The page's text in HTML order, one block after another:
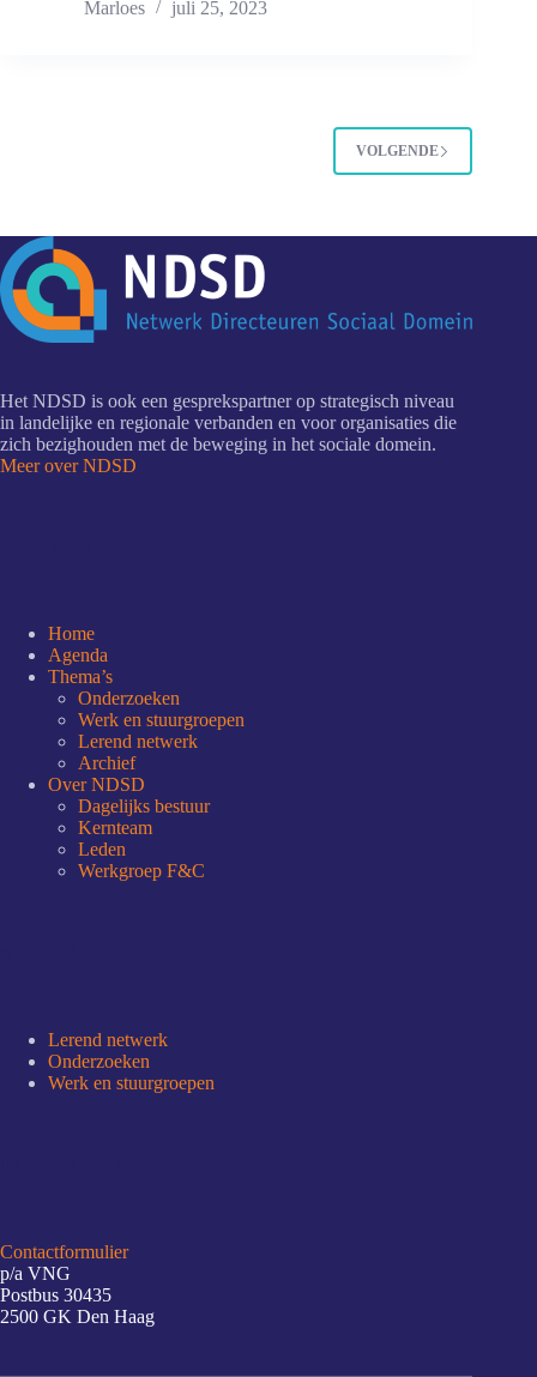
Marloes
juli 25, 2023
VOLGENDE
Het NDSD is ook een gesprekspartner op strategisch niveau
in landelijke en regionale verbanden en voor organisaties die
zich bezighouden met de beweging in het sociale domein.
Meer over NDSD
Home
Agenda
Thema’s
Onderzoeken
Werk en stuurgroepen
Lerend netwerk
Archief
Over NDSD
Dagelijks bestuur
Kernteam
Leden
Werkgroep F&C
Lerend netwerk
Onderzoeken
Werk en stuurgroepen
Contactformulier
p/a VNG
Postbus 30435
2500 GK Den Haag